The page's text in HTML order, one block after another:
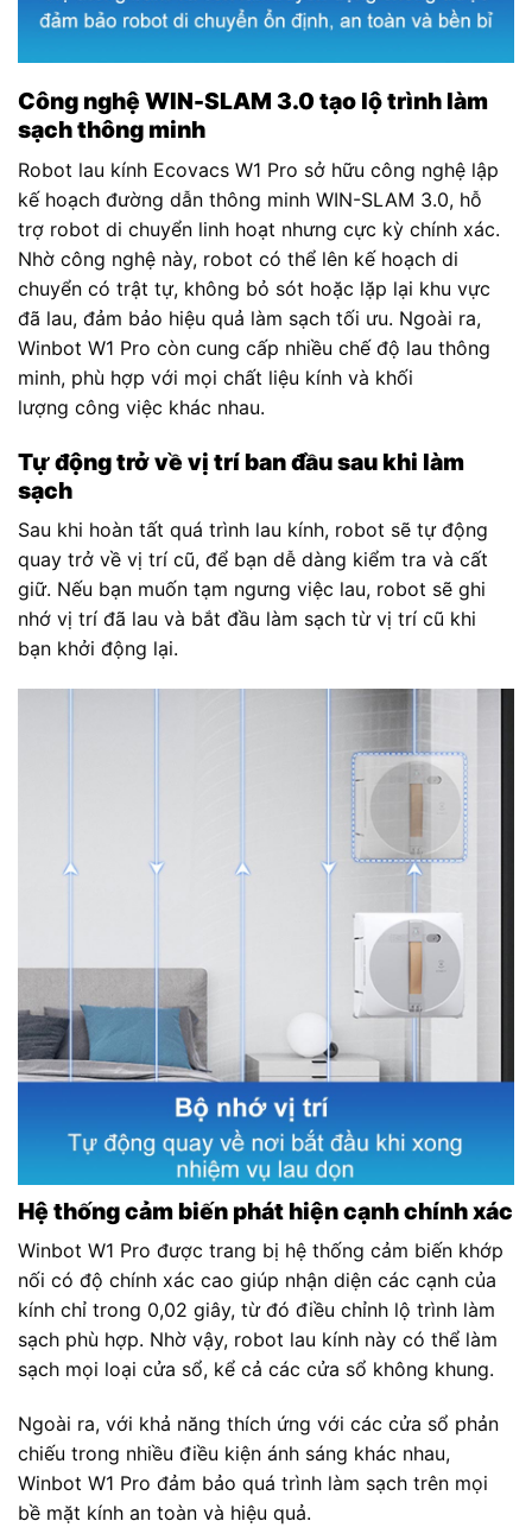
Công nghệ WIN-SLAM 3.0 tạo lộ trình làm
sạch thông minh
Robot lau kính Ecovacs W1 Pro sở hữu công nghệ lập
kế hoạch đường dẫn thông minh WIN-SLAM 3.0, hỗ
trợ robot di chuyển linh hoạt nhưng cực kỳ chính xác.
Nhờ công nghệ này, robot có thể lên kế hoạch di
chuyển có trật tự, không bỏ sót hoặc lặp lại khu vực
đã lau, đảm bảo hiệu quả làm sạch tối ưu. Ngoài ra,
Winbot W1 Pro còn cung cấp nhiều chế độ lau thông
minh, phù hợp với mọi chất liệu kính và khối
lượng công việc khác nhau.
Tự động trở về vị trí ban đầu sau khi làm
sạch
Sau khi hoàn tất quá trình lau kính, robot sẽ tự động
quay trở về vị trí cũ, để bạn dễ dàng kiểm tra và cất
giữ. Nếu bạn muốn tạm ngưng việc lau, robot sẽ ghi
nhớ vị trí đã lau và bắt đầu làm sạch từ vị trí cũ khi
bạn khởi động lại.
Hệ thống cảm biến phát hiện cạnh chính xác
Winbot W1 Pro được trang bị hệ thống cảm biến khớp
nối có độ chính xác cao giúp nhận diện các cạnh của
kính chỉ trong 0,02 giây, từ đó điều chỉnh lộ trình làm
sạch phù hợp. Nhờ vậy, robot lau kính này có thể làm
sạch mọi loại cửa sổ, kể cả các cửa sổ không khung.
Ngoài ra, với khả năng thích ứng với các cửa sổ phản
chiếu trong nhiều điều kiện ánh sáng khác nhau,
Winbot W1 Pro đảm bảo quá trình làm sạch trên mọi
bề mặt kính an toàn và hiệu quả.